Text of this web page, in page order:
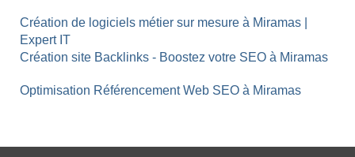
Création de logiciels métier sur mesure à Miramas |
Expert IT
Création site Backlinks - Boostez votre SEO à Miramas
Optimisation Référencement Web SEO à Miramas